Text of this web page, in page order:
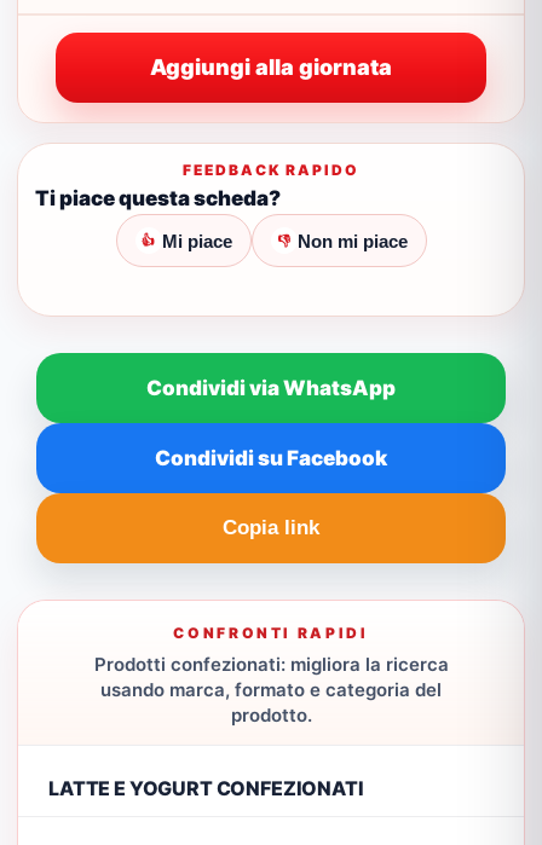
Aggiungi alla giornata
FEEDBACK RAPIDO
Ti piace questa scheda?
👍 Mi piace 👎 Non mi piace
Condividi via WhatsApp
Condividi su Facebook
Copia link
CONFRONTI RAPIDI
Prodotti confezionati: migliora la ricerca
usando marca, formato e categoria del
prodotto.
LATTE E YOGURT CONFEZIONATI